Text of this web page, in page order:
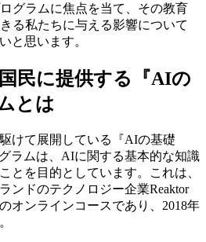
グラムに焦点を当て、その教育
る私たちに与える影響について
と思います。
民に提供する『AIの
とは
けて展開している『AIの基礎
グラムは、AIに関する基本的な知識
とを目的としています。これは、
ンドのテクノロジー企業Reaktor
オンラインコースであり、2018年